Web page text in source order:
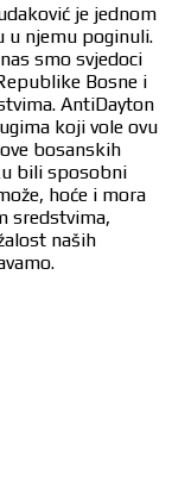
je jednom
u njemu poginuli.
smo svjedoci
Bosne i
AntiDayton
koji vole ovu
bosanskih
bili sposobni
hoće i mora
sredstvima,
naših